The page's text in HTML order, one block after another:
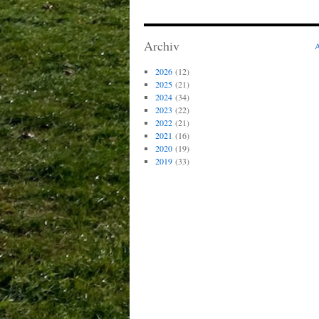
Archiv
2026(12)
2025(21)
2024(34)
2023 (22)
2022(21)
2021 (16)
2020(19)
2019(33)